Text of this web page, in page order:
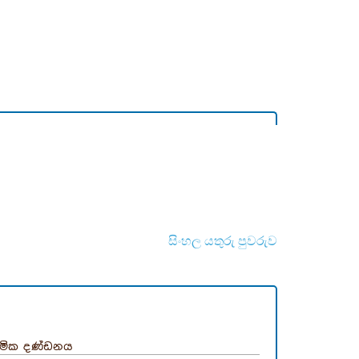
සිංහල යතුරු පුවරුව
දණ්ඩනය